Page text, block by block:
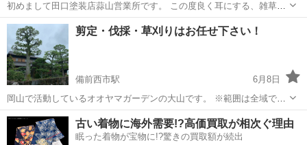
初めまして田口塗装店蒜山営業所です。 この度良く耳にする、雑草ス
ゴイ😱アレ、、、デッキが腐れかけてるとかの縁の下の力持ち的に、
快適に過ごせる別荘ライフのサポートを提案させて頂きます。 営業品
目 草刈り、デッキの手すりだけ...
岡山 真庭市 富原駅 その他
剪定・伐採・草刈りはお任せ下さい！
備前西市駅
6月8日
岡山で活動しているオオヤマガーデンの大山です。 ※範囲は全域です
が、場所によっては出張費をいただく場合がございます。 地域密着
で、庭木の剪定・伐採・草刈りを行っています。 丁寧な作業と、相談
しやすい対応を心掛けています。 ...
岡山 岡山市 備前西市駅 剪定/造園 無料
古い着物に海外需要!?高価買取が相次ぐ理由
眠った着物が宝物に!?驚きの買取額が続出